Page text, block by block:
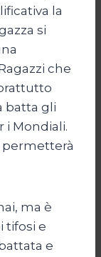
la
si
che
batta gli
i Mondiali.
permetterà
ma è
tifosi e
e